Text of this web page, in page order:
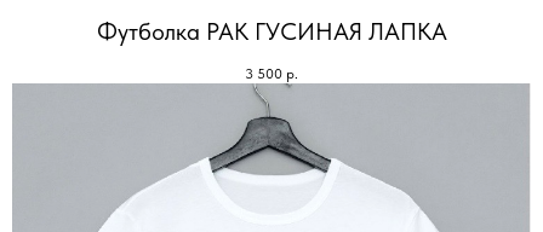
Футболка РАК ГУСИНАЯ ЛАПКА
3 500 р.